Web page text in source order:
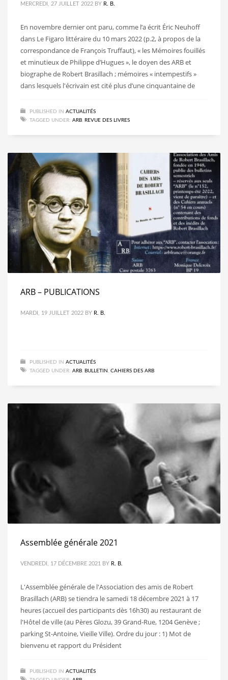
MERCREDI, 27 JUILLET 2022 BY R. B.
En novembre dernier ont paru, comme l’a écrit Éric Neuhoff
dans Le Figaro littéraire du 10 mars 2022 (p.2, à propos de la
correspondance de François Truffaut), « les Mémoires fouillés
et minutieux de Philippe d’Hugues », le doyen des ARB et
biographe de Robert Brasillach ; mémoires « intempestifs »
dans lesquels l'écrivain est cité plus d’une cinquantaine de
PUBLISHED IN ACTUALITÉS
TAGGED UNDER: ARB REVUE DES LIVRES
ARB – PUBLICATIONS
MARDI, 19 JUILLET 2022 BY R. B.
PUBLISHED IN ACTUALITÉS
TAGGED UNDER: ARB BULLETIN CAHIERS DES ARB
Assemblée générale 2021
VENDREDI, 17 DÉCEMBRE 2021 BY R. B.
L'Assemblée générale de l'Association des amis de Robert
Brasillach (ARB) se tiendra le samedi 18 décembre 2021 à 17
heures (accueil des participants dès 16h30) au restaurant de
l'Hôtel de ville (au Pères Glozu, 39 Grand-Rue, 1204 Genève ;
parking St-Antoine, Vieille Ville). Ordre du jour : 1) Mot de
bienvenu et rapport du Président
PUBLISHED IN ACTUALITÉS